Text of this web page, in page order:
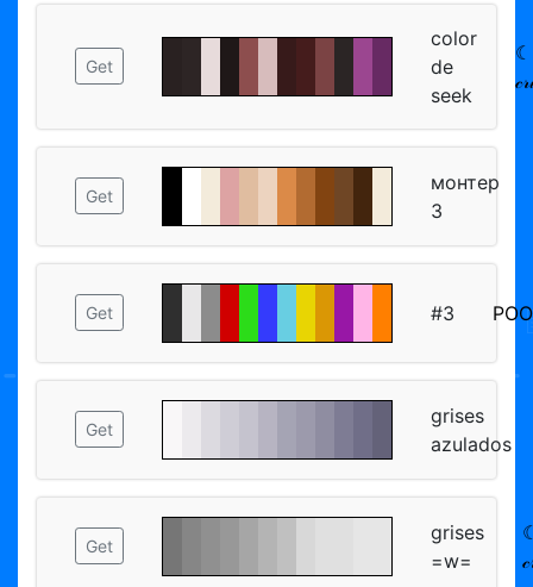
Get
color
de
seek
Get
монтер
3
Get #3
Get
grises
azulados
Get
grises
=w=